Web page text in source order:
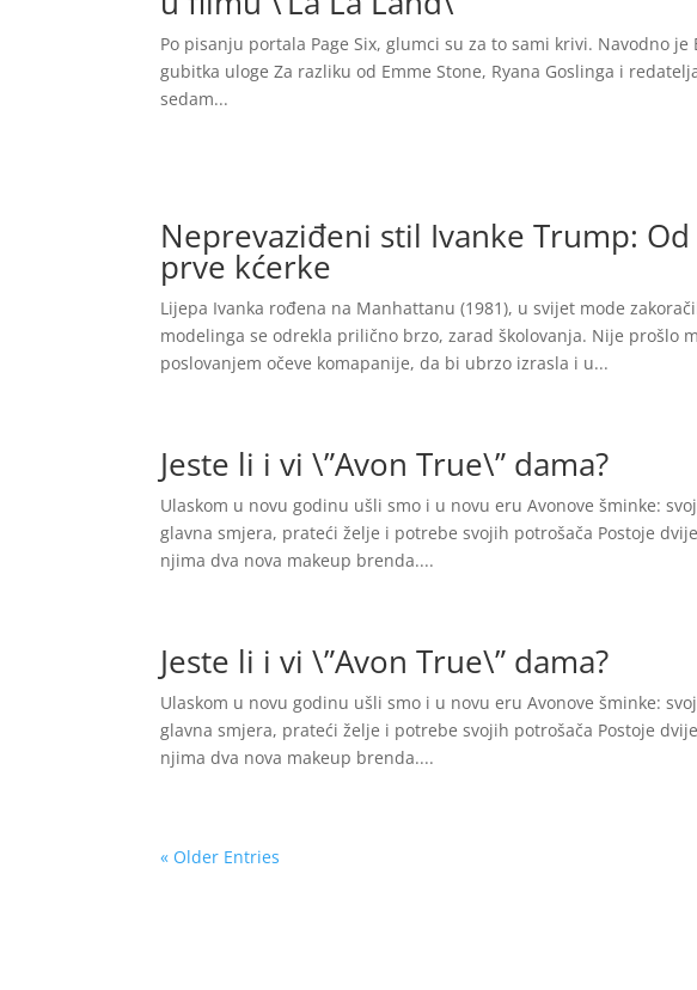
Po pisanju portala Page Six, glumci su za to sami krivi. Navodno je
gubitka uloge Za razliku od Emme Stone, Ryana Goslinga i
sedam...
Neprevaziđeni stil Ivanke Trump:
prve kćerke
Lijepa Ivanka rođena na Manhattanu (1981), u svijet mode
modelinga se odrekla prilično brzo, zarad školovanja. Nije prošlo
poslovanjem očeve komapanije, da bi ubrzo izrasla i u...
Jeste li i vi \”Avon True\” dama?
Ulaskom u novu godinu ušli smo i u novu eru Avonove šminke:
glavna smjera, prateći želje i potrebe svojih potrošača Postoje
njima dva nova makeup brenda....
Jeste li i vi \”Avon True\” dama?
Ulaskom u novu godinu ušli smo i u novu eru Avonove šminke:
glavna smjera, prateći želje i potrebe svojih potrošača Postoje
njima dva nova makeup brenda....
« Older Entries